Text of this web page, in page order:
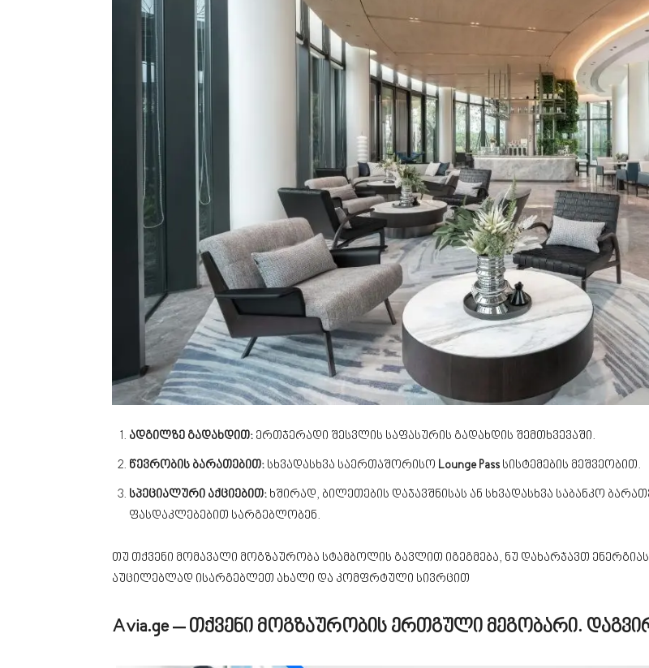
ადგილზე გადახდით: ერთჯერადი შესვლის საფასურის გადახდის შემთხვევაში.
წევრობის ბარათებით: სხვადასხვა საერთაშორისო Lounge Pass სისტემების მეშვეობით.
სპეციალური აქციებით: ხშირად, ბილეთების დაჯავშნისას ან სხვადასხვა საბანკო
ფასდაკლებებით სარგებლობენ.
თუ თქვენი მომავალი მოგზაურობა სტამბოლის გავლით იგეგმება, ნუ დახარჯავთ
აუცილებლად ისარგებლეთ ახალი და კომფრტული სივრცით
Avia.ge – თქვენი მოგზაურობის ერთგული მეგობარი. დ